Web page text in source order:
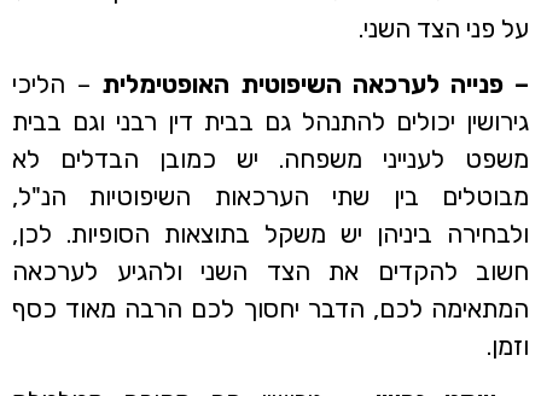
על פני הצד השני.
– פנייה לערכאה השיפוטית האופטימלית – הליכי
גירושין יכולים להתנהל גם בבית דין רבני וגם בבית
משפט לענייני משפחה. יש כמובן הבדלים לא
מבוטלים בין שתי הערכאות השיפוטיות הנ"ל,
ולבחירה ביניהן יש משקל בתוצאות הסופיות. לכן,
חשוב להקדים את הצד השני ולהגיע לערכאה
המתאימה לכם, הדבר יחסוך לכם הרבה מאוד כסף
וזמן.